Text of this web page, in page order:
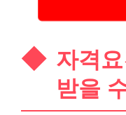
자격
받을